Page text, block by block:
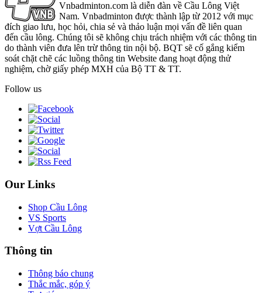
Vnbadminton.com là diễn đàn về Cầu Lông Việt
Nam. Vnbadminton được thành lập từ 2012 với mục
đích giao lưu, học hỏi, chia sẻ và thảo luận mọi vấn đề liên quan
đến cầu lông. Chúng tôi sẽ không chịu trách nhiệm với các thông tin
do thành viên đưa lên trừ thông tin nội bộ. BQT sẽ cố gắng kiểm
soát chặt chẽ các luồng thông tin Website đang hoạt động thử
nghiệm, chờ giấy phép MXH của Bộ TT & TT.
Follow us
Our Links
Shop Cầu Lông
VS Sports
Vợt Cầu Lông
Thông tin
Thông báo chung
Thắc mắc, góp ý